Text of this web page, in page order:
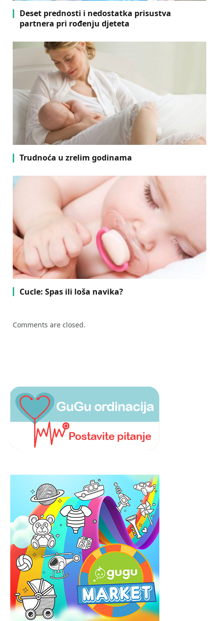
Deset prednosti i nedostatka prisustva
partnera pri rođenju djeteta
Trudnoća u zrelim godinama
Cucle: Spas ili loša navika?
Comments are closed.